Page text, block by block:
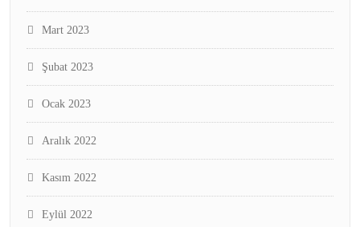
Mart 2023
Şubat 2023
Ocak 2023
Aralık 2022
Kasım 2022
Eylül 2022